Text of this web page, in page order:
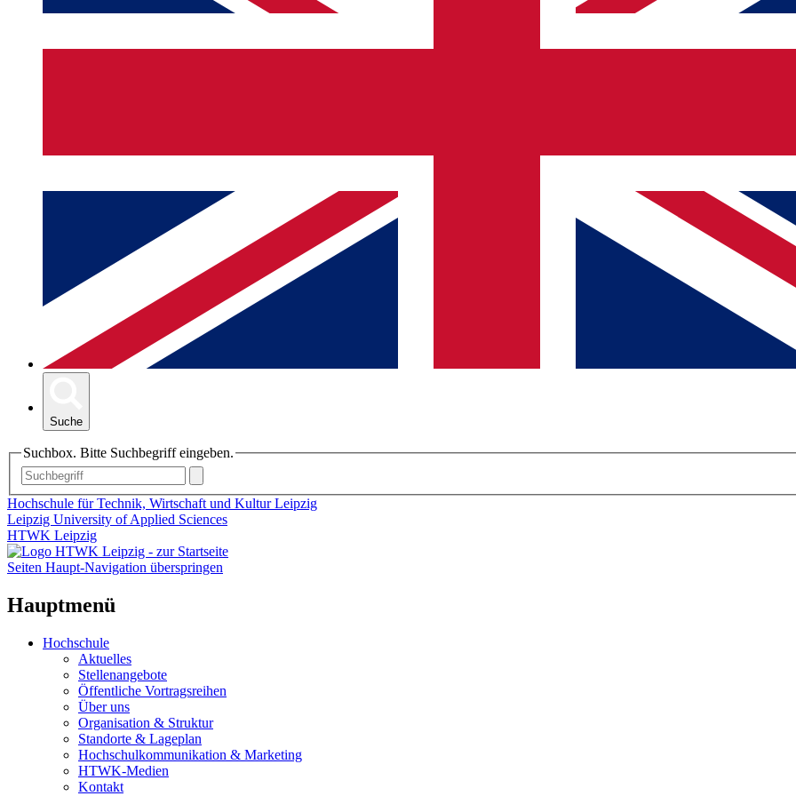
Suche
Suchbox. Bitte Suchbegriff eingeben.
Hochschule für Technik, Wirtschaft und Kultur Leipzig
Leipzig University of Applied Sciences
HTWK Leipzig
Seiten Haupt-Navigation überspringen
Hauptmenü
Hochschule
Aktuelles
Stellenangebote
Öffentliche Vortragsreihen
Über uns
Organisation & Struktur
Standorte & Lageplan
Hochschulkommunikation & Marketing
HTWK-Medien
Kontakt